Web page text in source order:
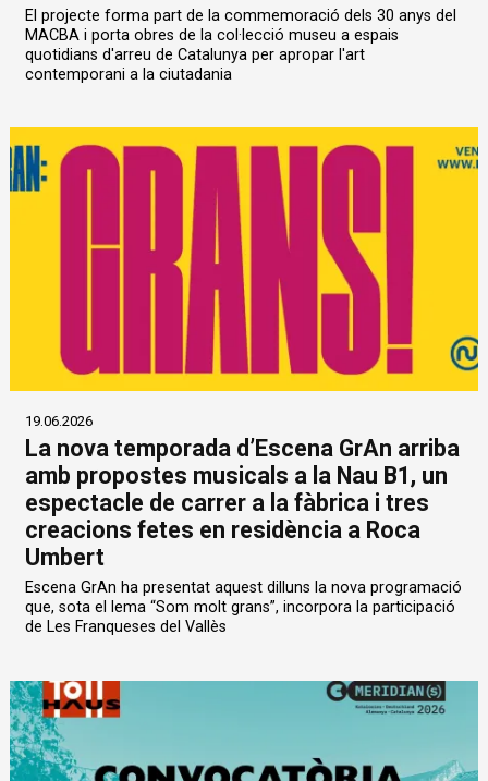
El projecte forma part de la commemoració dels 30 anys del
MACBA i porta obres de la col·lecció museu a espais
quotidians d'arreu de Catalunya per apropar l'art
contemporani a la ciutadania
19.06.2026
La nova temporada d’Escena GrAn arriba
amb propostes musicals a la Nau B1, un
espectacle de carrer a la fàbrica i tres
creacions fetes en residència a Roca
Umbert
Escena GrAn ha presentat aquest dilluns la nova programació
que, sota el lema “Som molt grans”, incorpora la participació
de Les Franqueses del Vallès